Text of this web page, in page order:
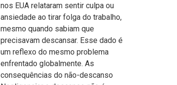
nos EUA relataram sentir culpa ou
ansiedade ao tirar folga do trabalho,
mesmo quando sabiam que
precisavam descansar. Esse dado é
um reflexo do mesmo problema
enfrentado globalmente. As
consequências do não-descanso